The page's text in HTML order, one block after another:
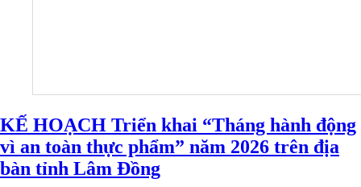
KẾ HOẠCH Triển khai “Tháng hành động
vì an toàn thực phẩm” năm 2026 trên địa
bàn tỉnh Lâm Đồng